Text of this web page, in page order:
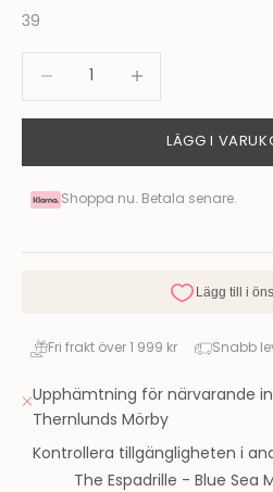
39
LÄGG I
Shoppa nu. Betala senare.
Fri frakt över 1 999 kr Snabb
Upphämtning för närvarande
Thernlunds Mörby
Kontrollera tillgängligheten i
The Espadrille - Blue Sea